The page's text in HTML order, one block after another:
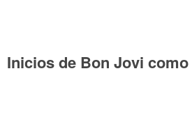
Inicios de Bon Jovi